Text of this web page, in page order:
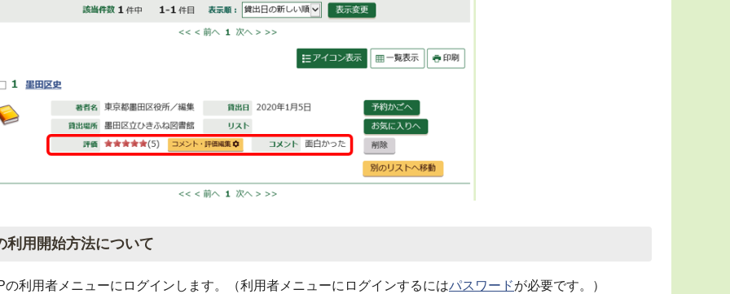
利用開始方法について
の利用者メニューにログインします。（利用者メニューにログインするにはパスワードが必要です。）